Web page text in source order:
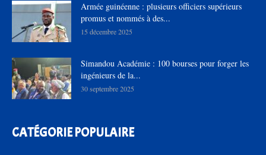
Armée guinéenne : plusieurs officiers supérieurs
promus et nommés à des...
15 décembre 2025
Simandou Académie : 100 bourses pour forger les
ingénieurs de la...
30 septembre 2025
CATÉGORIE POPULAIRE